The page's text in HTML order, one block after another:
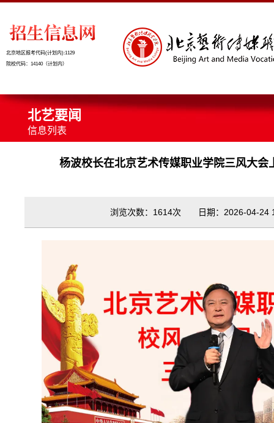
北京地区报考代码(计划内):1129
院校代码：14140（计划内）
北艺要闻
信息列表
杨波校长在北京艺术传媒职业学院三风大会
浏览次数：1614次 日期：2026-04-24